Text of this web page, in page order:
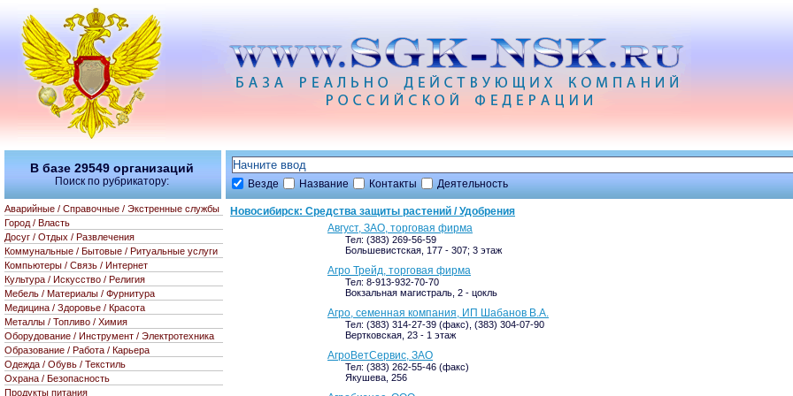
Везде Название Контакты Деятельность
Новосибирск: Средства защиты растений / Удобрения
Август, ЗАО, торговая фирма
Тел: (383) 269-56-59
Большевистская, 177 - 307; 3 этаж
Агро Трейд, торговая фирма
Тел: 8-913-932-70-70
Вокзальная магистраль, 2 - цокль
Агро, семенная компания, ИП Шабанов В.А.
Тел: (383) 314-27-39 (факс), (383) 304-07-90
Вертковская, 23 - 1 этаж
АгроВетСервис, ЗАО
Тел: (383) 262-55-46 (факс)
Якушева, 256
В базе 29549 организаций
Поиск по рубрикатору:
Аварийные / Справочные / Экстренные службы
Город / Власть
Досуг / Отдых / Развлечения
Коммунальные / Бытовые / Ритуальные услуги
Компьютеры / Связь / Интернет
Культура / Искусство / Религия
Мебель / Материалы / Фурнитура
Медицина / Здоровье / Красота
Металлы / Топливо / Химия
Оборудование / Инструмент / Электротехника
Образование / Работа / Карьера
Одежда / Обувь / Текстиль
Охрана / Безопасность
Продукты питания